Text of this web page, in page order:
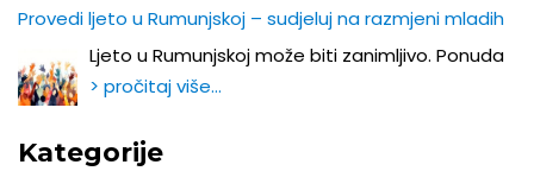
Provedi ljeto u Rumunjskoj – sudjeluj na razmjeni mladih
Ljeto u Rumunjskoj može biti zanimljivo. Ponuda
> pročitaj više…
Kategorije